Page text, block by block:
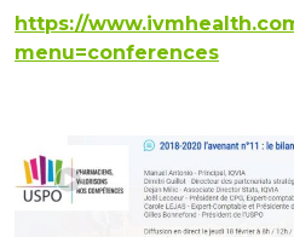
https://
menu=conferences